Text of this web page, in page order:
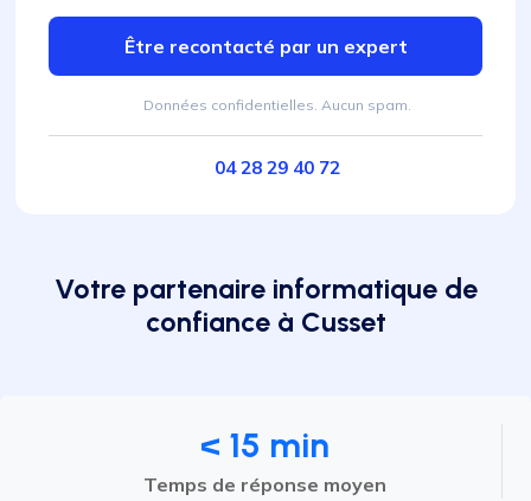
Être recontacté par un expert
Données confidentielles. Aucun spam.
04 28 29 40 72
Votre partenaire informatique de
confiance à Cusset
< 15 min
Temps de réponse moyen